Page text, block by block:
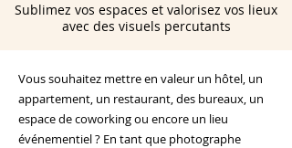
Sublimez vos espaces et valorisez vos lieux
avec des visuels percutants
Vous souhaitez mettre en valeur un hôtel, un
appartement, un restaurant, des bureaux, un
espace de coworking ou encore un lieu
événementiel ? En tant que photographe